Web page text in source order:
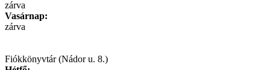
zárva
Vasárnap:
zárva
Fiókkönyvtár (Nádor u. 8.)